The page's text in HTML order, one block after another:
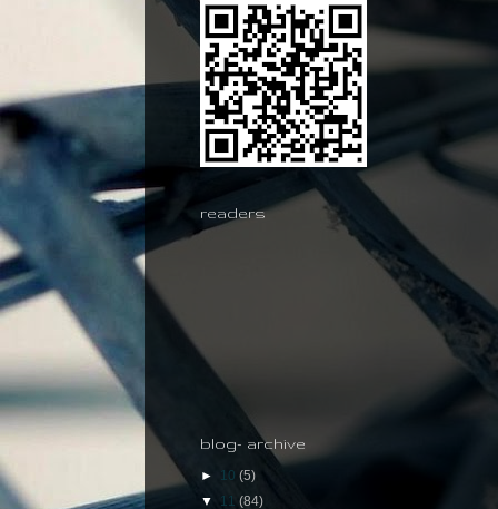
readers
blog- archive
► 10 (5)
▼ 11 (84)